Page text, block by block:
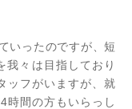
いったのですが、短
我々は目指しており
ッフがいますが、就
時間の方もいらっし